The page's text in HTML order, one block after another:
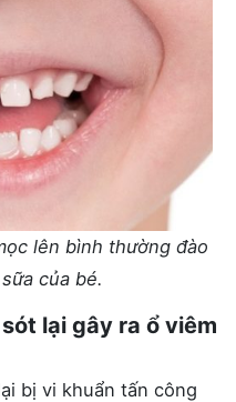
lên bình thường đào
của bé.
lại gây ra ổ viêm
bị vi khuẩn tấn công